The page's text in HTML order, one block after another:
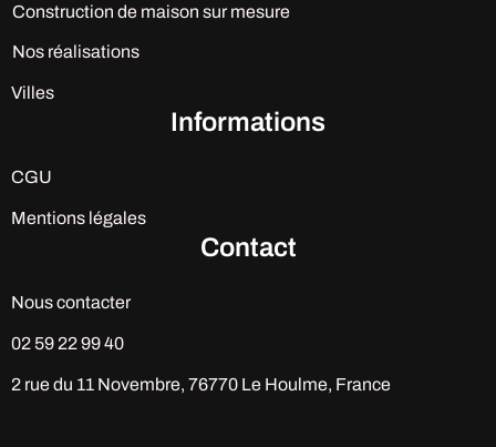
Construction de maison sur mesure
Nos réalisations
Villes
Informations
CGU
Mentions légales
Contact
Nous contacter
02 59 22 99 40
2 rue du 11 Novembre, 76770 Le Houlme, France